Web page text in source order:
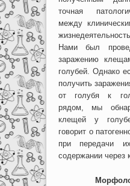
точная
между
Нами был
заражению
голубей. Однако
получить
от голубя к
рядом, мы
клещей у
говорит о
при передачи
содержании через